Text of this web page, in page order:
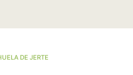
DE JERTE